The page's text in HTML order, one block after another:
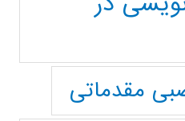
مقدماتی